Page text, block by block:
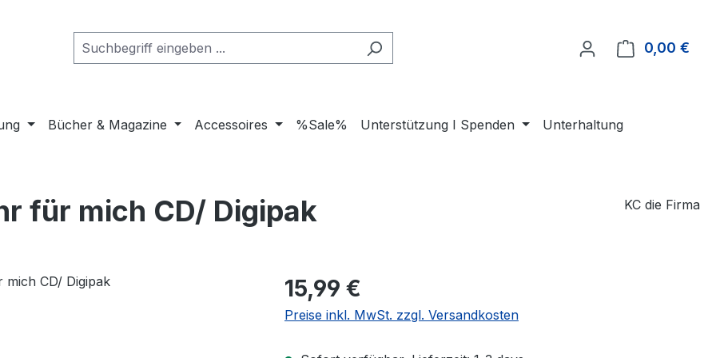
0,00 €
Bücher & Magazine Accessoires %Sale% Unterstützung I Spenden Unterhaltung
für mich CD/ Digipak KC die Firma
Regulärer Preis:
15,99 €
Preise inkl. MwSt. zzgl. Versandkosten